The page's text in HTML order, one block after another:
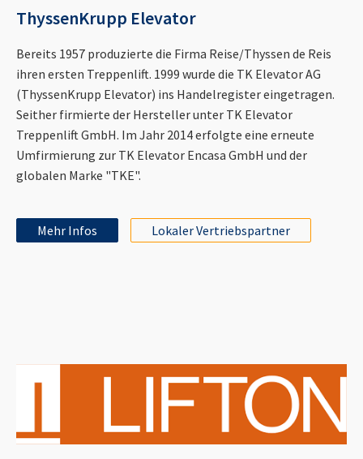
ThyssenKrupp Elevator
Bereits 1957 produzierte die Firma Reise/Thyssen de Reis
ihren ersten Treppenlift. 1999 wurde die TK Elevator AG
(ThyssenKrupp Elevator) ins Handelregister eingetragen.
Seither firmierte der Hersteller unter TK Elevator
Treppenlift GmbH. Im Jahr 2014 erfolgte eine erneute
Umfirmierung zur TK Elevator Encasa GmbH und der
globalen Marke "TKE".
Mehr Infos Lokaler Vertriebspartner